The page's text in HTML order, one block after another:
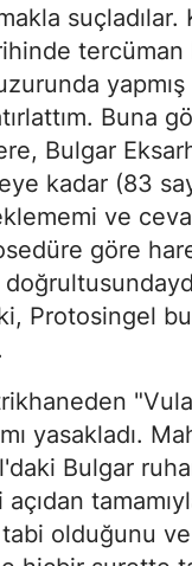
suçladılar.
tercüman
Buna
Bul­gar
kadar (83
ve
göre
Protosingel
yasakladı.
Bulgar
olduğunu